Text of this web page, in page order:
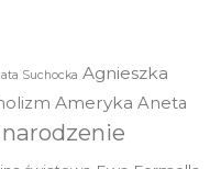
Suchocka Agnieszka
Ameryka Aneta